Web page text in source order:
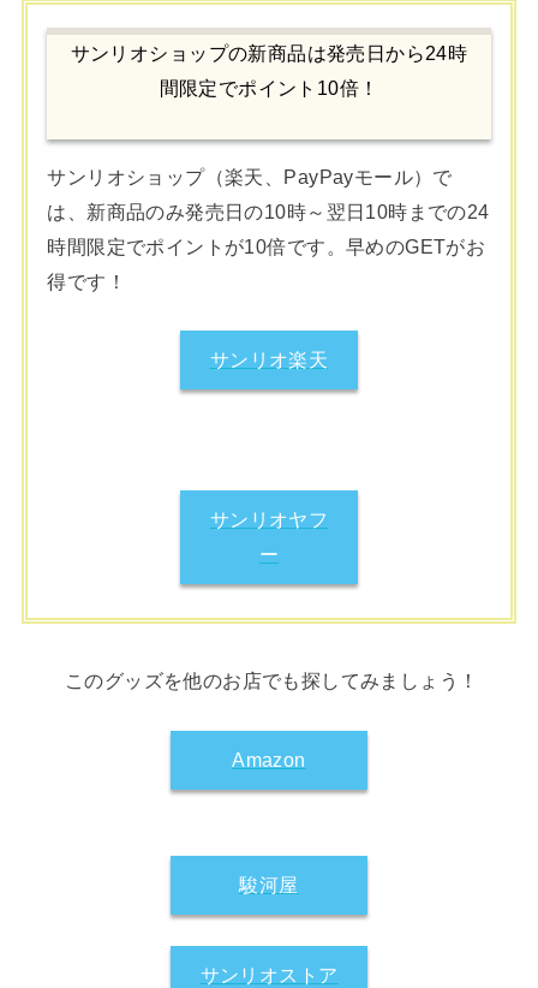
サンリオショップの新商品は発売日から24時
間限定でポイント10倍！
サンリオショップ（楽天、PayPayモール）で
は、新商品のみ発売日の10時～翌日10時までの24
時間限定でポイントが10倍です。早めのGETがお
得です！
サンリオ楽天
サンリオヤフ
ー
このグッズを他のお店でも探してみましょう！
Amazon
駿河屋
サンリオストア